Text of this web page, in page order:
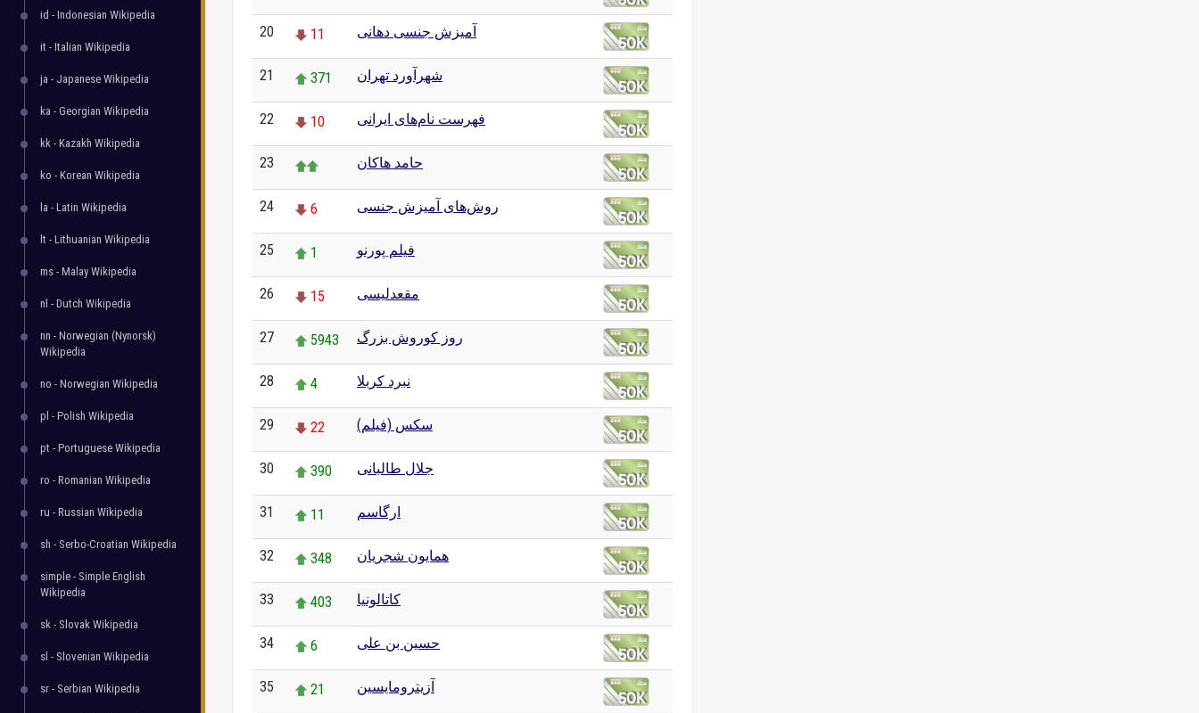
id - Indonesian Wikipedia
it - Italian Wikipedia
ja - Japanese Wikipedia
ka - Georgian Wikipedia
kk - Kazakh Wikipedia
ko - Korean Wikipedia
la - Latin Wikipedia
lt - Lithuanian Wikipedia
ms - Malay Wikipedia
nl - Dutch Wikipedia
nn - Norwegian (Nynorsk)
Wikipedia
no - Norwegian Wikipedia
pl - Polish Wikipedia
pt - Portuguese Wikipedia
ro - Romanian Wikipedia
ru - Russian Wikipedia
sh - Serbo-Croatian Wikipedia
simple - Simple English
Wikipedia
sk - Slovak Wikipedia
sl - Slovenian Wikipedia
sr - Serbian Wikipedia
20 11 آمیزش جنسی دهانی
21 371 شهرآورد تهران
22 10 فهرست نام‌های ایرانی
23 حامد هاکان
24 6 روش‌های آمیزش جنسی
25 1 فیلم پورنو
26 15 مقعدلیسی
27 5943 روز کوروش بزرگ
28 4 نبرد کربلا
29 22 سکس (فیلم)
30 390 جلال طالبانی
31 11 ارگاسم
32 348 همایون شجریان
33 403 کاتالونیا
34 6 حسین بن علی
35 21 آزیترومایسین